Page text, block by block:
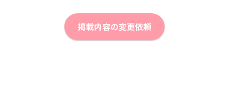
掲載内容の変更依頼